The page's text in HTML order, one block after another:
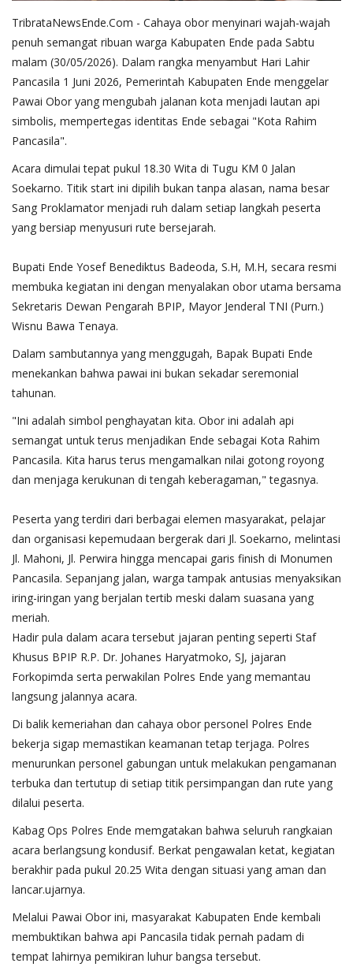
TribrataNewsEnde.Com - Cahaya obor menyinari wajah-wajah
penuh semangat ribuan warga Kabupaten Ende pada Sabtu
malam (30/05/2026). Dalam rangka menyambut Hari Lahir
Pancasila 1 Juni 2026, Pemerintah Kabupaten Ende menggelar
Pawai Obor yang mengubah jalanan kota menjadi lautan api
simbolis, mempertegas identitas Ende sebagai "Kota Rahim
Pancasila".
​Acara dimulai tepat pukul 18.30 Wita di Tugu KM 0 Jalan
Soekarno. Titik start ini dipilih bukan tanpa alasan, nama besar
Sang Proklamator menjadi ruh dalam setiap langkah peserta
yang bersiap menyusuri rute bersejarah.
​Bupati Ende Yosef Benediktus Badeoda, S.H, M.H, secara resmi
membuka kegiatan ini dengan menyalakan obor utama bersama
Sekretaris Dewan Pengarah BPIP, Mayor Jenderal TNI (Purn.)
Wisnu Bawa Tenaya.
​Dalam sambutannya yang menggugah, Bapak Bupati Ende
menekankan bahwa pawai ini bukan sekadar seremonial
tahunan.
​"Ini adalah simbol penghayatan kita. Obor ini adalah api
semangat untuk terus menjadikan Ende sebagai Kota Rahim
Pancasila. Kita harus terus mengamalkan nilai gotong royong
dan menjaga kerukunan di tengah keberagaman," tegasnya.
​Peserta yang terdiri dari berbagai elemen masyarakat, pelajar
dan organisasi kepemudaan bergerak dari Jl. Soekarno, melintasi
Jl. Mahoni, Jl. Perwira hingga mencapai garis finish di Monumen
Pancasila. Sepanjang jalan, warga tampak antusias menyaksikan
iring-iringan yang berjalan tertib meski dalam suasana yang
meriah.
​Hadir pula dalam acara tersebut jajaran penting seperti Staf
Khusus BPIP R.P. Dr. Johanes Haryatmoko, SJ, jajaran
Forkopimda serta perwakilan Polres Ende yang memantau
langsung jalannya acara.
​Di balik kemeriahan dan cahaya obor personel Polres Ende
bekerja sigap memastikan keamanan tetap terjaga. Polres
menurunkan personel gabungan untuk melakukan pengamanan
terbuka dan tertutup di setiap titik persimpangan dan rute yang
dilalui peserta.
​Kabag Ops Polres Ende memgatakan bahwa seluruh rangkaian
acara berlangsung kondusif. Berkat pengawalan ketat, kegiatan
berakhir pada pukul 20.25 Wita dengan situasi yang aman dan
lancar.ujarnya.
​Melalui Pawai Obor ini, masyarakat Kabupaten Ende kembali
membuktikan bahwa api Pancasila tidak pernah padam di
tempat lahirnya pemikiran luhur bangsa tersebut.